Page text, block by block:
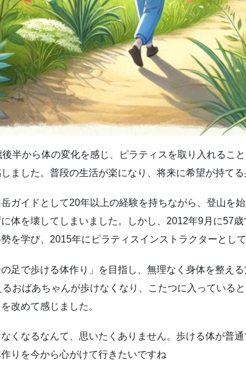
半から体の変化を感じ、ピラティスを取り入れるこ
ました。普段の生活が楽になり、将来に希望が持て
ガイドとして20年以上の経験を持ちながら、登山を
体を壊してしまいました。しかし、2012年9月に57
を学び、2015年にピラティスインストラクターとし
の足で歩ける体作り」を目指し、無理なく身体を整え
おばあちゃんが歩けなくなり、こたつに入っている
改めて感じました。
くなるなんて、思いたくありません。歩ける体が普通
作りを今から心がけて行きたいですね